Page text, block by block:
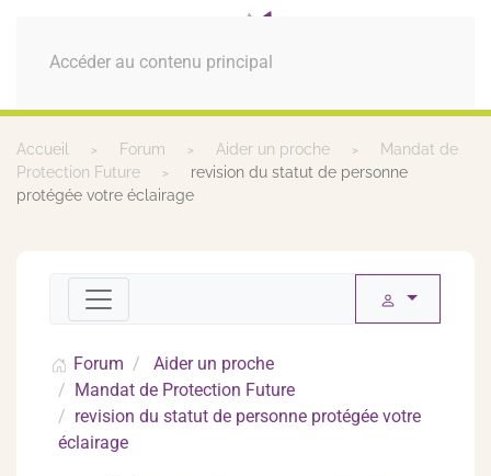
Accéder au contenu principal
MENU
Accueil Forum Aider un proche
Mandat de
Protection Future
revision du statut de personne
protégée votre éclairage
Forum
Aider un proche
Mandat de Protection Future
revision du statut de personne protégée votre
éclairage